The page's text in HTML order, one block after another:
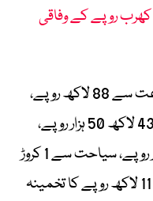
صدر زرداری نے 17.57 کھرب روپے کے وفاقی
آرمڈ سروسز بورڈ سے 4 کروڑ روپے، زراعت سے 88 لاکھ روپے،
لیبر سے 50 لاکھ روپے، ابریشم سے 43 لاکھ 50 ہزار روپے،
جیل خانہ جات سے 27 لاکھ 50 ہزار روپے، سیاحت سے 1 کروڑ
24 لاکھ روپے اور سماجی بہبود سے 11 لاکھ روپے کا تخمینہ